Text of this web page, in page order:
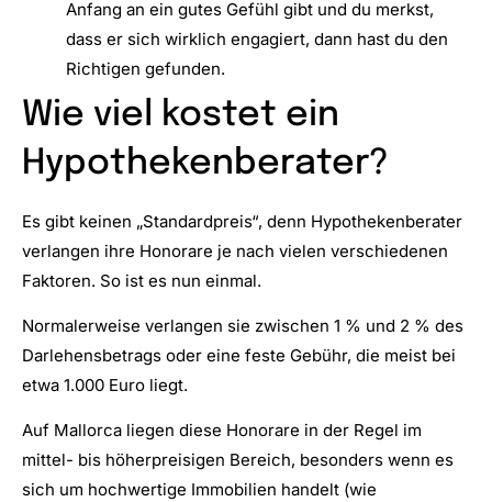
Anfang an ein gutes Gefühl gibt und du merkst,
dass er sich wirklich engagiert, dann hast du den
Richtigen gefunden.
Wie viel kostet ein
Hypothekenberater?
Es gibt keinen „Standardpreis“, denn Hypothekenberater
verlangen ihre Honorare je nach vielen verschiedenen
Faktoren. So ist es nun einmal.
Normalerweise verlangen sie zwischen 1 % und 2 % des
Darlehensbetrags oder eine feste Gebühr, die meist bei
etwa 1.000 Euro liegt.
Auf Mallorca liegen diese Honorare in der Regel im
mittel- bis höherpreisigen Bereich, besonders wenn es
sich um hochwertige Immobilien handelt (wie